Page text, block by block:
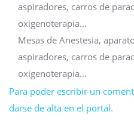
aspiradores, carros de
oxigenoterapia...
Mesas de Anestesia,
aspiradores, carros de
oxigenoterapia...
Para poder escribir un
darse de alta en el portal.